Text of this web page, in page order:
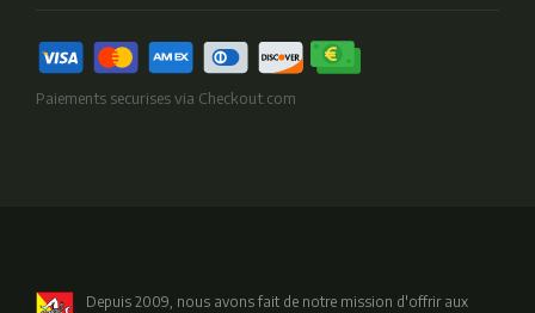
Paiements securises via Checkout.com
Depuis 2009, nous avons fait de notre mission d'offrir aux